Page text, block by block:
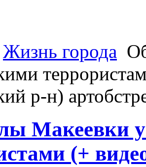
Жизнь города
р-н)
Макеевки
(+